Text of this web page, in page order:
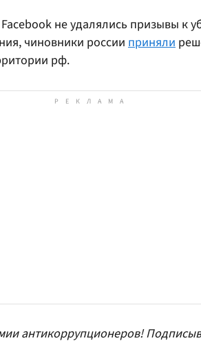
не удалялись призывы к
чиновники россии приняли
рф.
антикоррупционеров!